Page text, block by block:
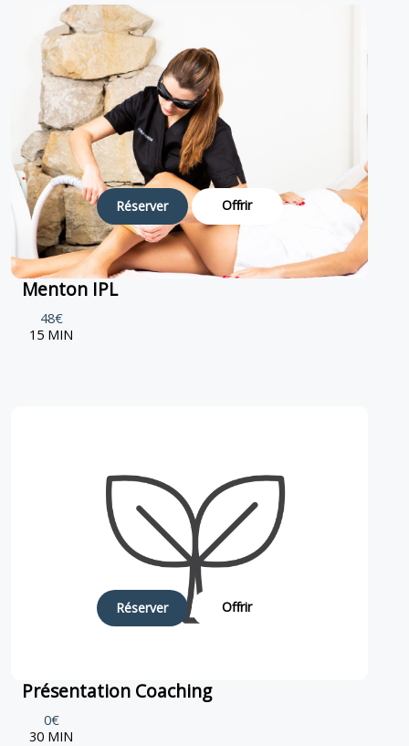
Réserver Offrir
Menton IPL
48€
15 MIN
Réserver Offrir
Présentation Coaching
0€
30 MIN